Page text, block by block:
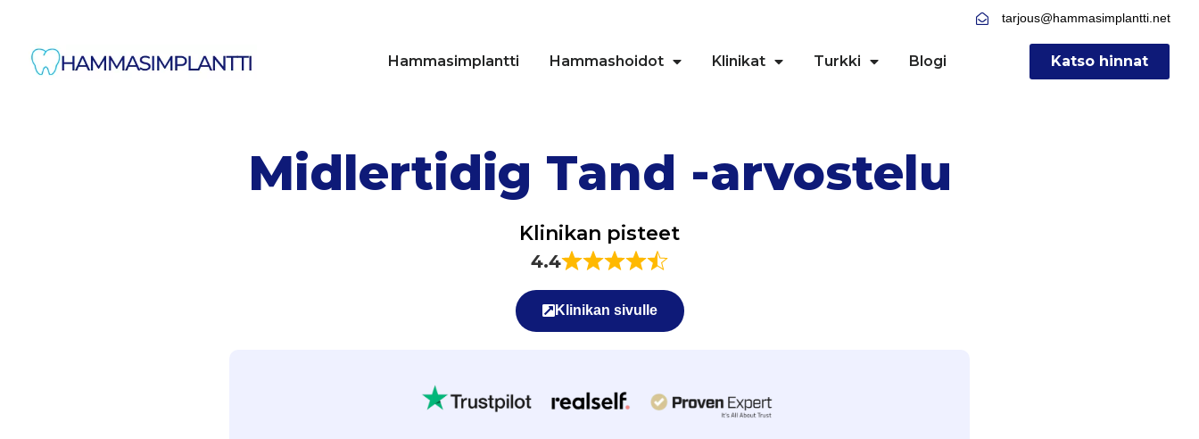
tarjous@hammasimplantti.net
Hammasimplantti Hammashoidot Klinikat Turkki Blogi Katso hinnat
Midlertidig Tand -arvostelu
Klinikan pisteet
4.4
Klinikan sivulle